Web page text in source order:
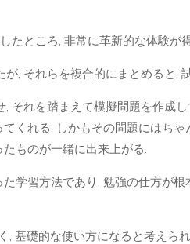
たところ, 非常に革新的な体験が
, それらを複合的にまとめると,
それを踏まえて模擬問題を作成
くれる. しかもその問題にはち
ものが一緒に出来上がる.
学習方法であり, 勉強の仕方が
, 基礎的な使い方になると考えら